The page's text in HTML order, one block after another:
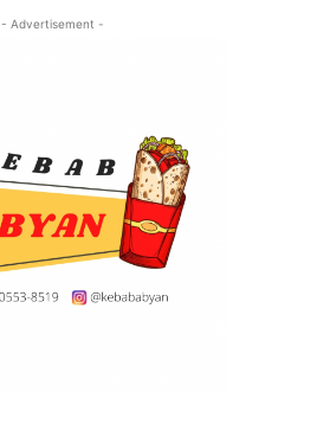
- Advertisement -